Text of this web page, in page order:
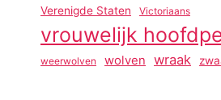
Verenigde Staten Victoriaans
vrouwelijk
weerwolven wolven wraak